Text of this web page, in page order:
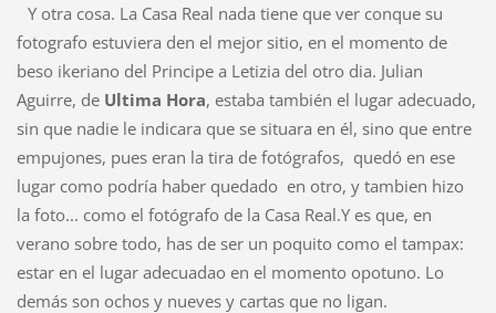
Y otra cosa. La Casa Real nada tiene que ver conque su
fotografo estuviera den el mejor sitio, en el momento de
beso ikeriano del Principe a Letizia del otro dia. Julian
Aguirre, de Ultima Hora, estaba también el lugar adecuado,
sin que nadie le indicara que se situara en él, sino que entre
empujones, pues eran la tira de fotógrafos, quedó en ese
lugar como podría haber quedado en otro, y tambien hizo
la foto... como el fotógrafo de la Casa Real.Y es que, en
verano sobre todo, has de ser un poquito como el tampax:
estar en el lugar adecuadao en el momento opotuno. Lo
demás son ochos y nueves y cartas que no ligan.